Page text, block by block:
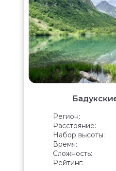
Регион:
Расстояние:
Набор высоты:
Время:
Сложность:
Рейтинг: